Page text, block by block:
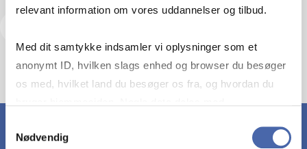
relevant information om vores uddannelser og tilbud.
Med dit samtykke indsamler vi oplysninger som et
anonymt ID, hvilken slags enhed og browser du besøger
os med, hvilket land du besøger os fra, og hvordan du
markedsføring. Du bestemmer selv - og kan altid trække
Nødvendig